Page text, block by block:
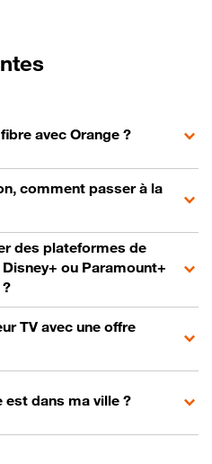
avec Orange ?
comment passer à la
des plateformes de
ou Paramount+
TV avec une offre
est dans ma ville ?